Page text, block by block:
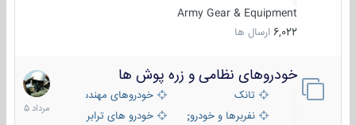
Army Gear & Equipment
6,022 ارسال ها
خودروهای نظامی و زره پوش ها
تانک
خودروهای مهندسی
نفربرها و خودروی های رزمی پیاده نظام
خودرو های ترابری نظامی
2
مرداد
1405